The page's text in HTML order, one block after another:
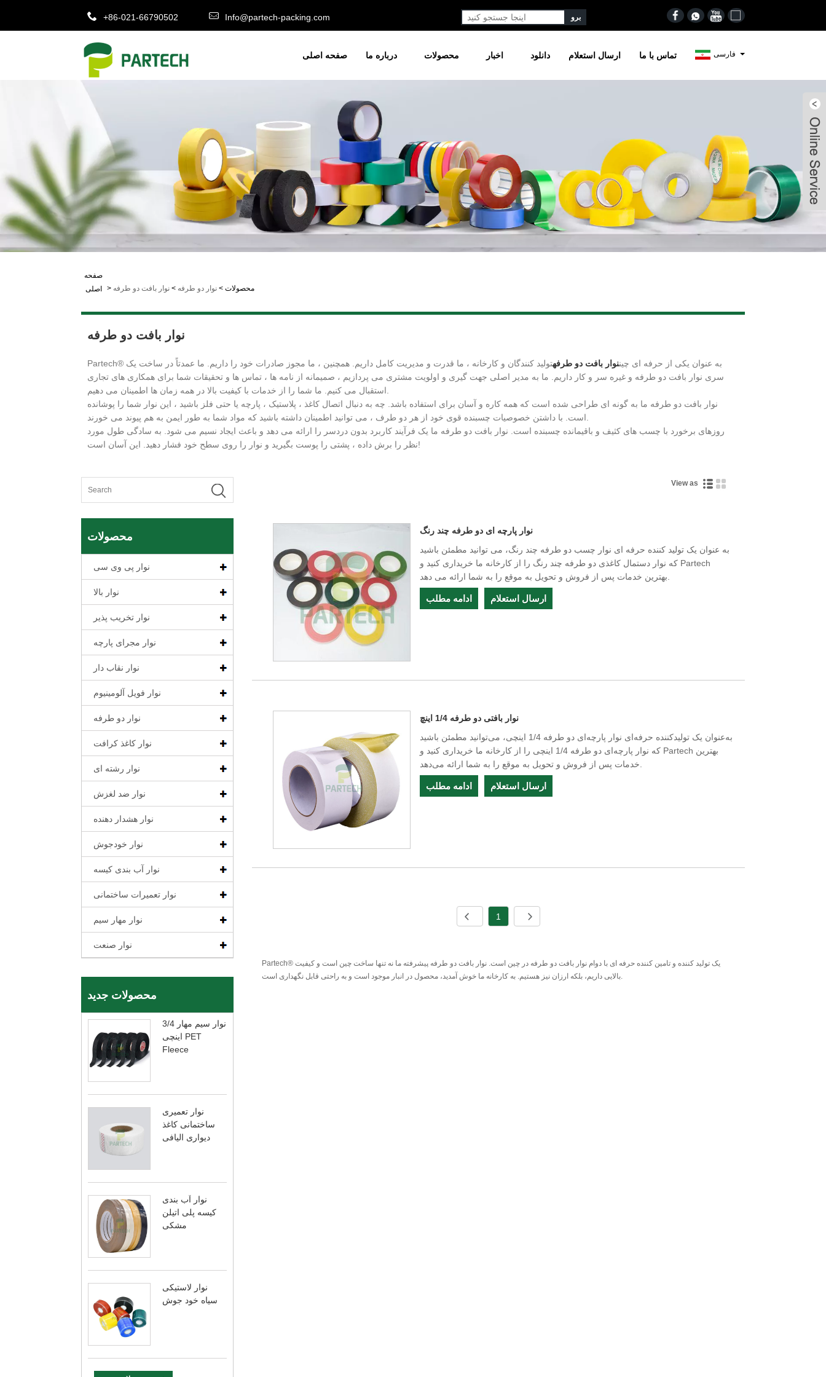
+86-021-66790502 Info@partech-packing.com
فارسی صفحه اصلی درباره ما محصولات اخبار دانلود ارسال استعلام تماس با ما
صفحه
اصلی
> محصولات > نوار دو طرفه > نوار بافت دو طرفه
نوار بافت دو طرفه
Partech® به عنوان یکی از حرفه ای چیننوار بافت دو طرفهتولید کنندگان و کارخانه ، ما قدرت و مدیریت کامل داریم. همچنین ، ما مجوز صادرات خود را داریم. ما عمدتاً در ساخت یک
سری نوار بافت دو طرفه و غیره سر و کار داریم. ما به مدیر اصلی جهت گیری و اولویت مشتری می پردازیم ، صمیمانه از نامه ها ، تماس ها و تحقیقات شما برای همکاری های تجاری
نوار بافت دو طرفه ما به گونه ای طراحی شده است که همه کاره و آسان برای استفاده باشد. چه به دنبال اتصال کاغذ ، پلاستیک ، پارچه یا حتی فلز باشید ، این نوار شما را پوشانده
روزهای برخورد با چسب های کثیف و باقیمانده چسبنده است. نوار بافت دو طرفه ما یک فرآیند کاربرد بدون دردسر را ارائه می دهد و باعث ایجاد نسیم می شود. به سادگی طول مورد
نظر را برش داده ، پشتی را پوست بگیرید و نوار را روی سطح خود فشار دهید. این آسان است!
محصولات
نوار پی وی سی
نوار بالا
نوار تخریب پذیر
نوار مجرای پارچه
نوار نقاب دار
نوار فویل آلومینیوم
نوار دو طرفه
نوار کاغذ کرافت
نوار رشته ای
نوار ضد لغزش
نوار هشدار دهنده
نوار خودجوش
نوار آب بندی کیسه
نوار تعمیرات ساختمانی
نوار مهار سیم
نوار صنعت
محصولات جدید
نوار سیم مهار 3/4
اینچی PET
Fleece
نوار تعمیری
ساختمانی کاغذ
دیواری الیافی
نوار آب بندی
کیسه پلی اتیلن
مشکی
نوار لاستیکی
سیاه خود جوش
View as
نوار پارچه ای دو طرفه چند رنگ
به عنوان یک تولید کننده حرفه ای نوار چسب دو طرفه چند رنگ، می توانید مطمئن باشید
که نوار دستمال کاغذی دو طرفه چند رنگ را از کارخانه ما خریداری کنید و Partech
ادامه مطلب ارسال استعلام
نوار بافتی دو طرفه 1/4 اینچ
به‌عنوان یک تولیدکننده حرفه‌ای نوار پارچه‌ای دو طرفه 1/4 اینچی، می‌توانید مطمئن باشید
که نوار پارچه‌ای دو طرفه 1/4 اینچی را از کارخانه ما خریداری کنید و Partech بهترین
ادامه مطلب ارسال استعلام
1
Partech® یک تولید کننده و تامین کننده حرفه ای با دوام نوار بافت دو طرفه در چین است. نوار بافت دو طرفه پیشرفته ما نه تنها ساخت چین است و کیفیت
بالایی داریم، بلکه ارزان نیز هستیم. به کارخانه ما خوش آمدید، محصول در انبار موجود است و به راحتی قابل نگهداری است.